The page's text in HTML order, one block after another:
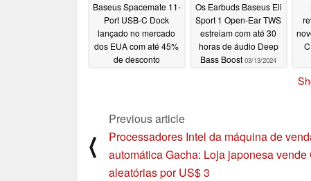
Baseus Spacemate 11-
Port USB-C Dock
lançado no mercado
dos EUA com até 45%
de desconto
Os Earbuds Baseus Eli
Sport 1 Open-Ear TWS
estreiam com até 30
horas de áudio Deep
Bass Boost 03/13/2024
⟨
Previous article
Processadores Intel da máquina de
automática Gacha: Loja japonesa vende
aleatórias por US$ 3